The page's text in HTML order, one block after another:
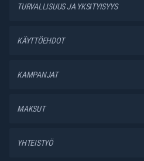
TURVALLISUUS JA YKSITYISYYS
KÄYTTÖEHDOT
KAMPANJAT
MAKSUT
YHTEISTYÖ